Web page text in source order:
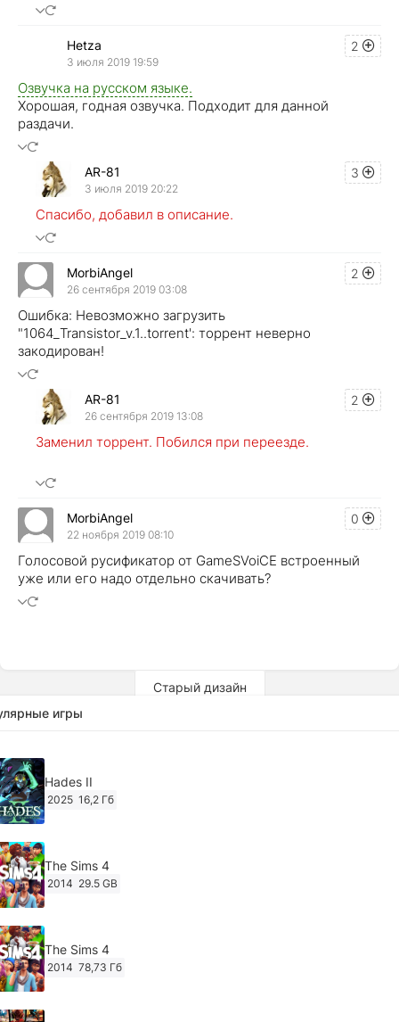
2
Hetza
3 июля 2019 19:59
Озвучка на русском языке.
Хорошая, годная озвучка. Подходит для данной
раздачи.
3
AR-81
3 июля 2019 20:22
Спасибо, добавил в описание.
2
MorbiAngel
26 сентября 2019 03:08
Ошибка: Невозможно загрузить
"1064_Transistor_v.1..torrent': торрент неверно
закодирован!
2
AR-81
26 сентября 2019 13:08
Заменил торрент. Побился при переезде.
0
MorbiAngel
22 ноября 2019 08:10
Голосовой русификатор от GameSVoiCE встроенный
уже или его надо отдельно скачивать?
Старый дизайн
игры
Hades II
2025 16,2 Гб
The Sims 4
2014 29.5 GB
The Sims 4
2014 78,73 Гб